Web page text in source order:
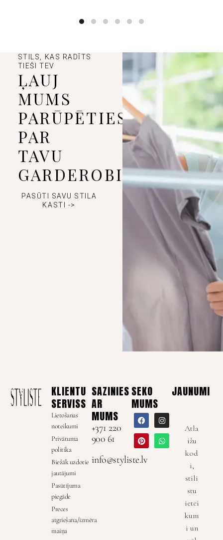
STILS, KAS RADĪTS
TIEŠI TEV
ĻAUJ
MUMS
PARŪPĒTIES
PAR
TAVU
GARDEROBI
PASŪTI SAVU STILA
KASTI ->
KLIENTU
SERVISS
Lietošanas
noteikumi
Privātuma
politika
Biežāk uzdotie
jautājumi
Pasūtījuma
piegāde
Preces
atgriešana/izmēra
maiņa
SAZINIES
AR
MUMS
+371 220
900 61
info@styliste.lv
SEKO
MUMS
JAUNUMI
Atla
ižu
kod
i,
stili
stu
ietei
kum
i un